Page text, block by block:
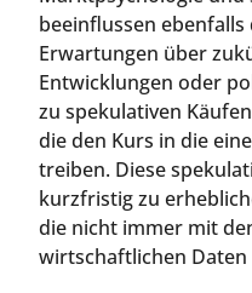
beeinflussen ebenfalls
Erwartungen über
Entwicklungen oder
zu spekulativen
die den Kurs in die
treiben. Diese
kurzfristig zu
die nicht immer mit
wirtschaftlichen